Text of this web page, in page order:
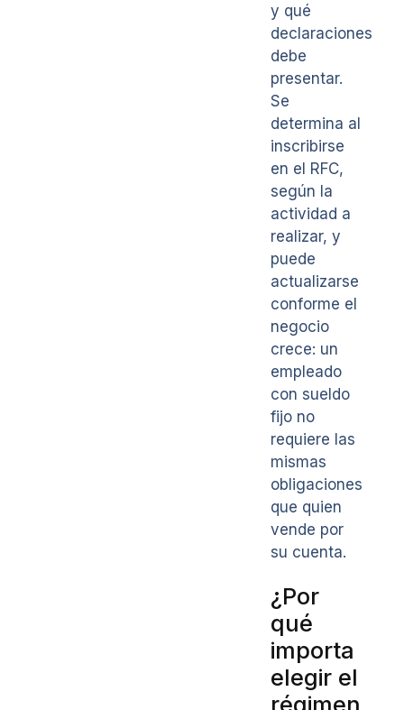
y qué
declaraciones
debe
presentar.
Se
determina al
inscribirse
en el RFC,
según la
actividad a
realizar, y
puede
actualizarse
conforme el
negocio
crece: un
empleado
con sueldo
fijo no
requiere las
mismas
obligaciones
que quien
vende por
su cuenta.
¿Por
qué
importa
elegir el
régimen